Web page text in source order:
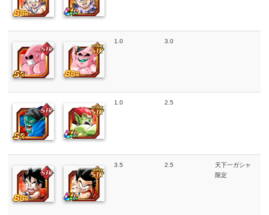
1.0 3.0
1.0 2.5
3.5 2.5
天下一ガシャ
限定